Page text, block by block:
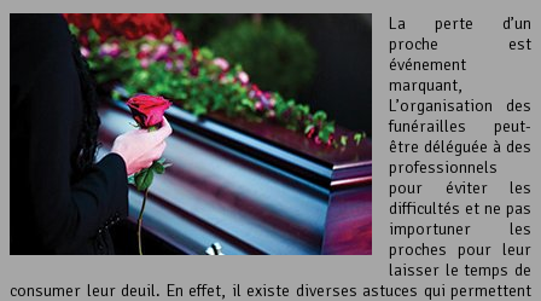
La perte d’un
proche est
événement
marquant,
L’organisation des
funérailles peut-
être déléguée à des
professionnels
pour éviter les
difficultés et ne pas
importuner les
proches pour leur
laisser le temps de
consumer leur deuil. En effet, il existe diverses astuces qui permettent